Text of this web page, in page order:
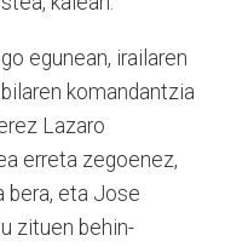
egunean, irailaren
komandantzia
Lazaro
erreta zegoenez,
bera, eta Jose
zituen behin-